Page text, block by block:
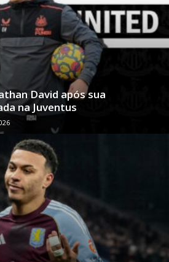
David após sua
na Juventus